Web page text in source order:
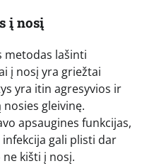
į nosį
metodas lašinti
į nosį yra griežtai
yra itin agresyvios ir
gleivinę.
apsaugines funkcijas,
gali plisti dar
ne kišti į nosį.